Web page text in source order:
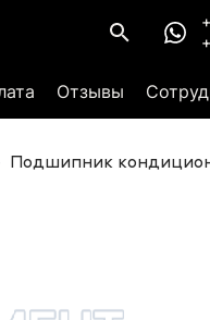
Отзывы
Подшипник